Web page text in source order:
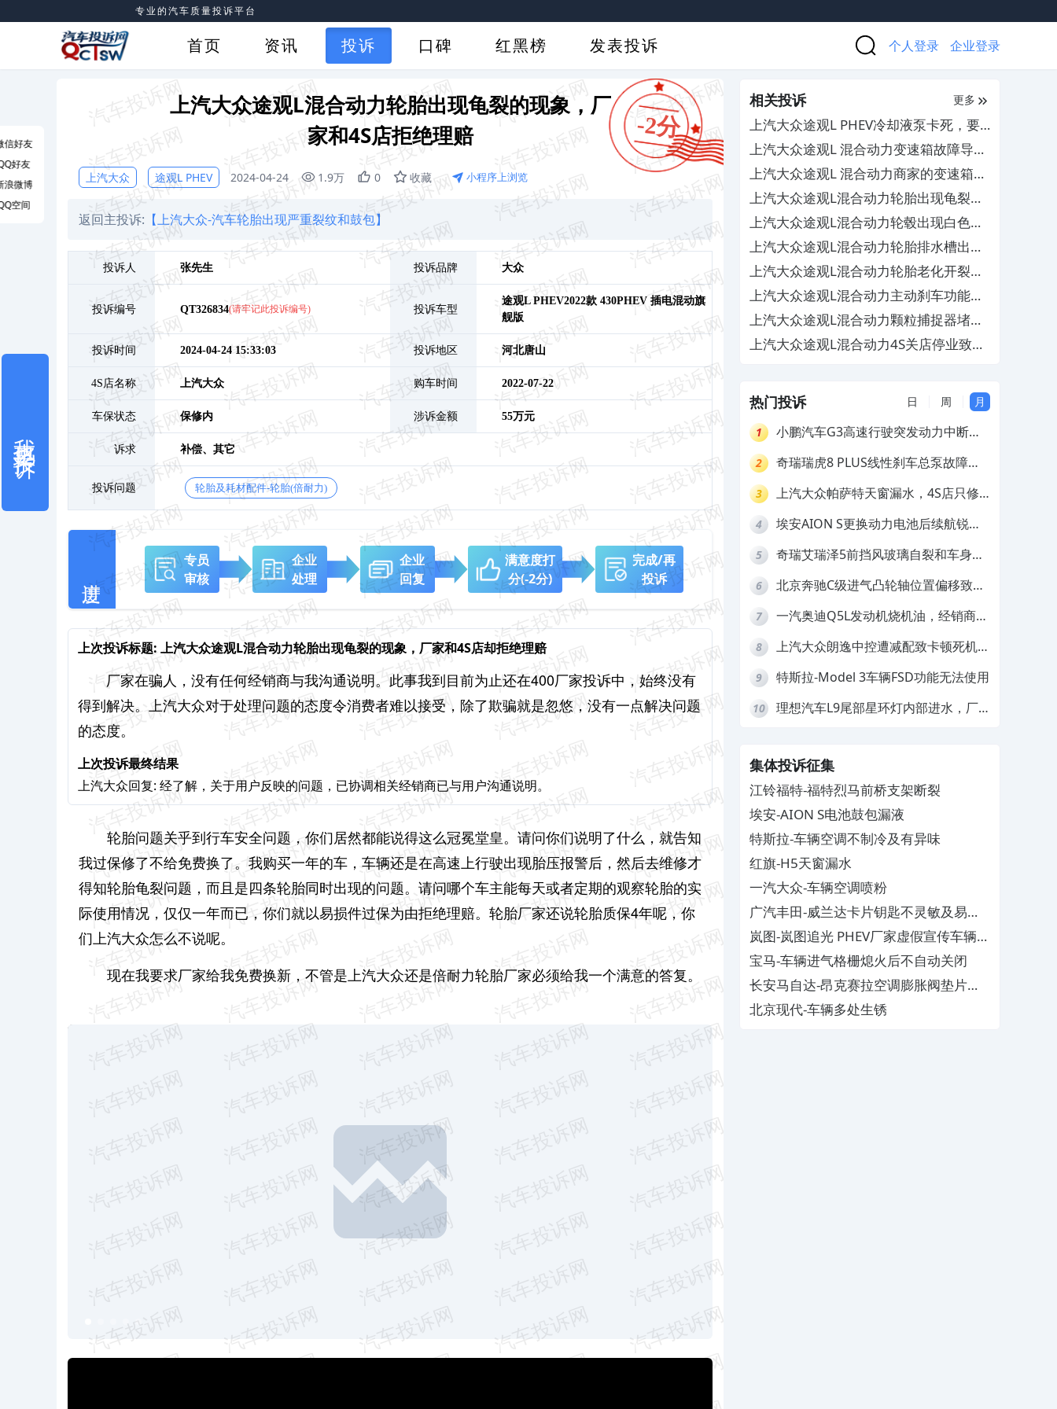
专业的汽车质量投诉平台
首页 资讯 投诉 口碑 红黑榜 发表投诉 个人登录 企业登录
-2分
上汽大众途观L混合动力轮胎出现龟裂的现象，厂
家和4S店拒绝理赔
上汽大众 途观L PHEV 2024-04-24 1.9万 0 收藏 小程序上浏览
返回主投诉: 【上汽大众-汽车轮胎出现严重裂纹和鼓包】
投诉人 张先生 投诉品牌 大众
投诉编号 QT326834(请牢记此投诉编号) 投诉车型
途观L PHEV2022款 430PHEV 插电混动旗
舰版
投诉时间 2024-04-24 15:33:03 投诉地区 河北唐山
4S店名称 上汽大众 购车时间 2022-07-22
车保状态 保修内 涉诉金额 55万元
诉求 补偿、 其它
投诉问题 轮胎及耗材配件-轮胎(倍耐力)
专员
审核
企业
处理
企业
回复
满意度打
分(-2分)
完成/再
投诉
上次投诉标题: 上汽大众途观L混合动力轮胎出现龟裂的现象，厂家和4S店却拒绝理赔
厂家在骗人，没有任何经销商与我沟通说明。此事我到目前为止还在400厂家投诉中，始终没有
得到解决。上汽大众对于处理问题的态度令消费者难以接受，除了欺骗就是忽悠，没有一点解决问题
的态度。
上次投诉最终结果
上汽大众回复: 经了解，关于用户反映的问题，已协调相关经销商已与用户沟通说明。
轮胎问题关乎到行车安全问题，你们居然都能说得这么冠冕堂皇。请问你们说明了什么，就告知
我过保修了不给免费换了。我购买一年的车，车辆还是在高速上行驶出现胎压报警后，然后去维修才
得知轮胎龟裂问题，而且是四条轮胎同时出现的问题。请问哪个车主能每天或者定期的观察轮胎的实
际使用情况，仅仅一年而已，你们就以易损件过保为由拒绝理赔。轮胎厂家还说轮胎质保4年呢，你
们上汽大众怎么不说呢。
现在我要求厂家给我免费换新，不管是上汽大众还是倍耐力轮胎厂家必须给我一个满意的答复。
相关投诉 更多
上汽大众途观L PHEV冷却液泵卡死，要
求厂家积极处理
上汽大众途观L 混合动力变速箱故障导致
车辆趴窝，4S店拖延维修
上汽大众途观L 混合动力商家的变速箱换
油活动暗藏猫腻，疑似欺诈消费者
上汽大众途观L混合动力轮胎出现龟裂现
象，厂家拒绝理赔
上汽大众途观L混合动力轮毂出现白色斑
点状，售后以非质量问题为由不予处理
上汽大众途观L混合动力轮胎排水槽出现
龟裂的现象，4S店以过保为由拒绝理赔
上汽大众途观L混合动力轮胎老化开裂导
致漏气，厂商却拒绝理赔
上汽大众途观L混合动力主动刹车功能频
繁介入且无法关闭，4S店以正常为由不
予维修
上汽大众途观L混合动力颗粒捕捉器堵塞
和acc频繁出现故障，厂家和4S店却相互
上汽大众途观L混合动力4S关店停业致保
热门投诉 日 周 月
1
小鹏汽车G3高速行驶突发动力中断，
2
奇瑞瑞虎8 PLUS线性刹车总泵故障，
3
上汽大众帕萨特天窗漏水，4S店只修
4
埃安AION S更换动力电池后续航锐
5
奇瑞艾瑞泽5前挡风玻璃自裂和车身多
6
北京奔驰C级进气凸轮轴位置偏移致发
7
一汽奥迪Q5L发动机烧机油，经销商推
8
上汽大众朗逸中控遭减配致卡顿死机，
9 特斯拉-Model 3车辆FSD功能无法使用
10
理想汽车L9尾部星环灯内部进水，厂
集体投诉征集
江铃福特-福特烈马前桥支架断裂
埃安-AION S电池鼓包漏液
特斯拉-车辆空调不制冷及有异味
红旗-H5天窗漏水
一汽大众-车辆空调喷粉
广汽丰田-威兰达卡片钥匙不灵敏及易消
磁
岚图-岚图追光 PHEV厂家虚假宣传车辆配
置与功能
宝马-车辆进气格栅熄火后不自动关闭
长安马自达-昂克赛拉空调膨胀阀垫片生
锈
北京现代-车辆多处生锈
信好友
好友
浪微博
空间